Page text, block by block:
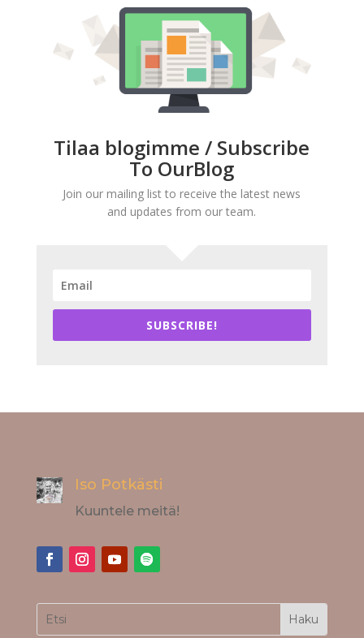
Tilaa blogimme / Subscribe
To OurBlog
Join our mailing list to receive the latest news
and updates from our team.
SUBSCRIBE!
Iso Potkästi
Kuuntele meitä!